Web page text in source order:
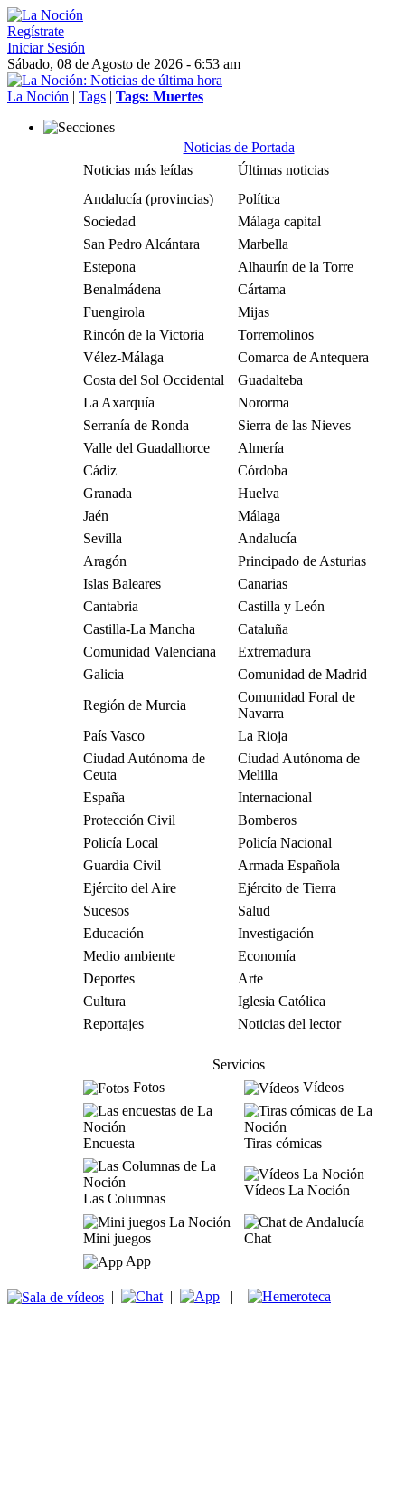
Regístrate
Iniciar Sesión
Sábado, 08 de Agosto de 2026 - 6:53 am
La Noción | Tags | Tags: Muertes
Noticias de Portada
Noticias más leídas
Últimas noticias
Andalucía (provincias)
Política
Sociedad
Málaga capital
San Pedro Alcántara
Marbella
Estepona
Alhaurín de la Torre
Benalmádena
Cártama
Fuengirola
Mijas
Rincón de la Victoria
Torremolinos
Vélez-Málaga
Comarca de Antequera
Costa del Sol Occidental
Guadalteba
La Axarquía
Nororma
Serranía de Ronda
Sierra de las Nieves
Valle del Guadalhorce
Almería
Cádiz
Córdoba
Granada
Huelva
Jaén
Málaga
Sevilla
Andalucía
Aragón
Principado de Asturias
Islas Baleares
Canarias
Cantabria
Castilla y León
Castilla-La Mancha
Cataluña
Comunidad Valenciana
Extremadura
Galicia
Comunidad de Madrid
Región de Murcia
Comunidad Foral de
Navarra
País Vasco
La Rioja
Ciudad Autónoma de
Ceuta
Ciudad Autónoma de
Melilla
España
Internacional
Protección Civil
Bomberos
Policía Local
Policía Nacional
Guardia Civil
Armada Española
Ejército del Aire
Ejército de Tierra
Sucesos
Salud
Educación
Investigación
Medio ambiente
Economía
Deportes
Arte
Cultura
Iglesia Católica
Reportajes
Noticias del lector
Servicios
Fotos
Vídeos
Encuesta Tiras cómicas
Las Columnas
Vídeos La Noción
Mini juegos
Chat
App
| | |